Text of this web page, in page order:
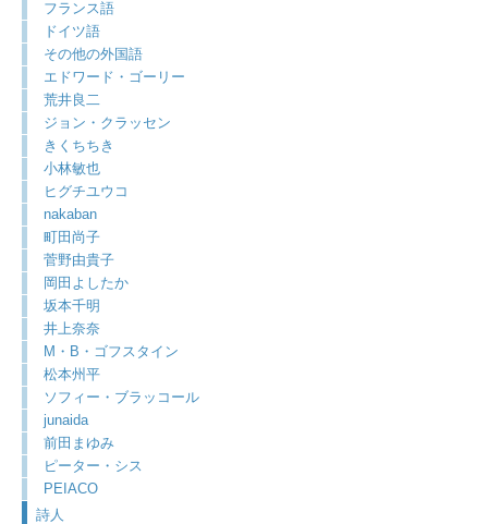
フランス語
ドイツ語
その他の外国語
エドワード・ゴーリー
荒井良二
ジョン・クラッセン
きくちちき
小林敏也
ヒグチユウコ
nakaban
町田尚子
菅野由貴子
岡田よしたか
坂本千明
井上奈奈
M・B・ゴフスタイン
松本州平
ソフィー・ブラッコール
junaida
前田まゆみ
ピーター・シス
PEIACO
詩人